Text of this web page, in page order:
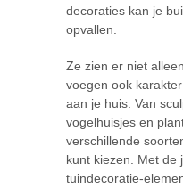
decoraties kan je
opvallen.
Ze zien er niet
voegen ook
aan je huis. Van
vogelhuisjes en
verschillende
kunt kiezen. Met de
tuindecoratie-